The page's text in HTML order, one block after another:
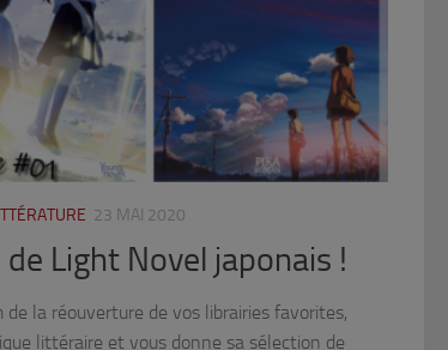
23 MAI 2020
Light Novel japonais !
la réouverture de vos librairies favorites,
littéraire et vous donne sa sélection de